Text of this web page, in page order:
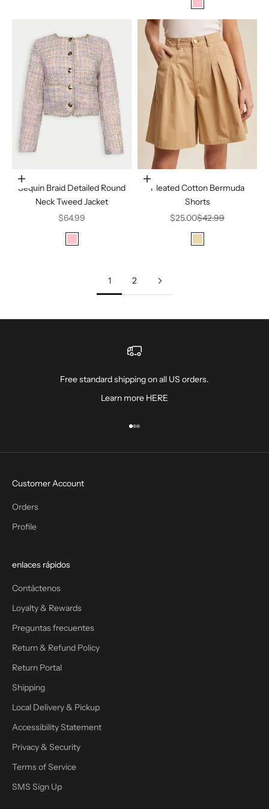
Pink
Elige opciones
Sequin Braid Detailed Round
Neck Tweed Jacket
Precio de oferta
$64.99
Pink
Elige opciones
Pleated Cotton Bermuda
Shorts
Precio de oferta
$25.00Precio normal
$42.99
Beige
1 2
Free standard shipping on all US orders.
Learn more HERE
Ir al artículo 1
Ir al artículo 2
Ir al artículo 3
Customer Account
Orders
Profile
enlaces rápidos
Contáctenos
Loyalty & Rewards
Preguntas frecuentes
Return & Refund Policy
Return Portal
Shipping
Local Delivery & Pickup
Accessibility Statement
Privacy & Security
Terms of Service
SMS Sign Up